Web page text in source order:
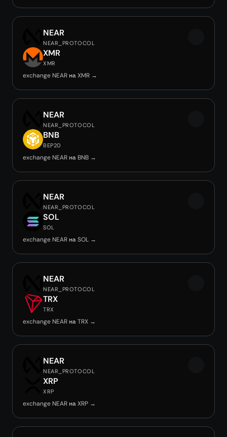
NEAR
NEAR_PROTOCOL
XMR
XMR
exchange NEAR на XMR →
NEAR
NEAR_PROTOCOL
BNB
BEP20
exchange NEAR на BNB →
NEAR
NEAR_PROTOCOL
SOL
SOL
exchange NEAR на SOL →
NEAR
NEAR_PROTOCOL
TRX
TRX
exchange NEAR на TRX →
NEAR
NEAR_PROTOCOL
XRP
XRP
exchange NEAR на XRP →